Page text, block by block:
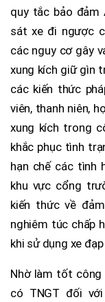
quy tắc bảo đảm
sát xe đi ngược
các nguy cơ gây
xung kích giữ gìn
các kiến thức
viên, thanh niên,
xung kích trong
khắc phục tình
hạn chế các tình
khu vực cổng
kiến thức về
nghiêm túc chấp
khi sử dụng xe
Nhờ làm tốt công
có TNGT đối